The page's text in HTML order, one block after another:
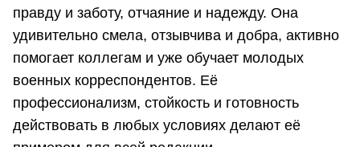
правду и заботу, отчаяние и надежду. Она
удивительно смела, отзывчива и добра, активно
помогает коллегам и уже обучает молодых
военных корреспондентов. Её
профессионализм, стойкость и готовность
действовать в любых условиях делают её